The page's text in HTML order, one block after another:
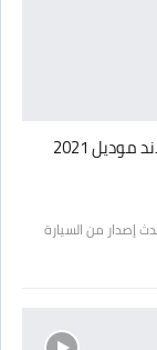
شياكة ورفاهية .. “المنصور” تطرح أوبل كروس لاند موديل 2021
إصدار من السيارة